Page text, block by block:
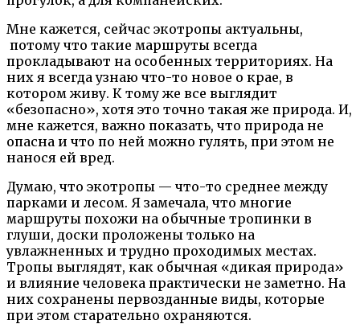
Мне кажется, сейчас экотропы актуальны,
потому что такие маршруты всегда
прокладывают на особенных территориях. На
них я всегда узнаю что-то новое о крае, в
котором живу. К тому же все выглядит
«безопасно», хотя это точно такая же природа. И,
мне кажется, важно показать, что природа не
опасна и что по ней можно гулять, при этом не
нанося ей вред.
Думаю, что экотропы — что-то среднее между
парками и лесом. Я замечала, что многие
маршруты похожи на обычные тропинки в
глуши, доски проложены только на
увлажненных и трудно проходимых местах.
Тропы выглядят, как обычная «дикая природа»
и влияние человека практически не заметно. На
них сохранены первозданные виды, которые
при этом старательно охраняются.